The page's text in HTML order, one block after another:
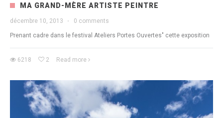
MA GRAND-MÈRE ARTISTE PEINTRE
décembre 10, 2013 · 0 comments
Prenant cadre dans le festival Ateliers Portes Ouvertes" cette exposition
6218 2 Read more